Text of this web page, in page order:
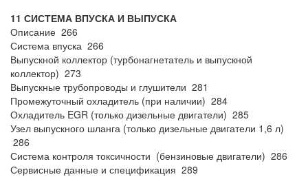
11 СИСТЕМА ВПУСКА И ВЫПУСКА
Описание 266
Система впуска 266
Выпускной коллектор (турбонагнетатель и выпускной
коллектор) 273
Выпускные трубопроводы и глушители 281
Промежуточный охладитель (при наличии) 284
Охладитель EGR (только дизельные двигатели) 285
Узел выпускного шланга (только дизельные двигатели 1,6 л)
286
Система контроля токсичности (бензиновые двигатели) 286
Сервисные данные и спецификация 289